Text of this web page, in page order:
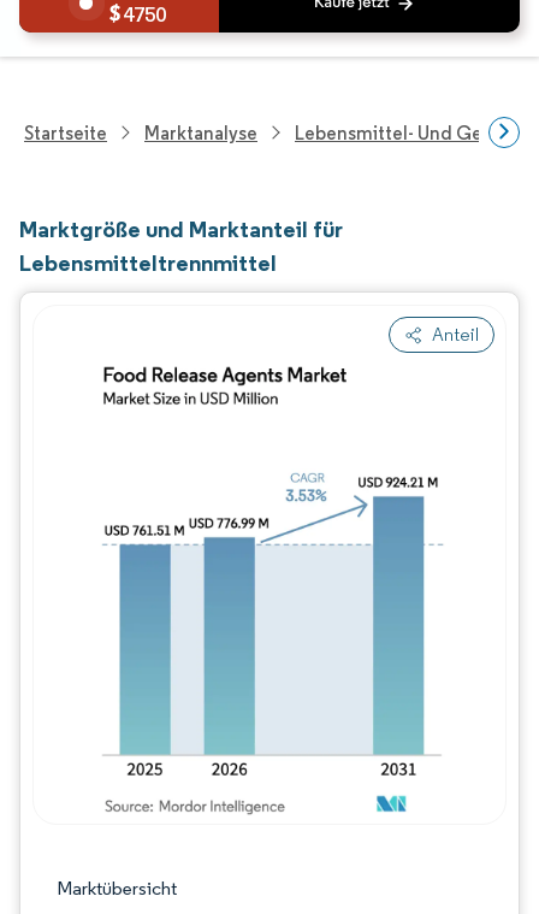
4750
Startseite Marktanalyse Lebensmittel- Und
Marktgröße und Marktanteil für
Lebensmitteltrennmittel
Anteil
Marktübersicht